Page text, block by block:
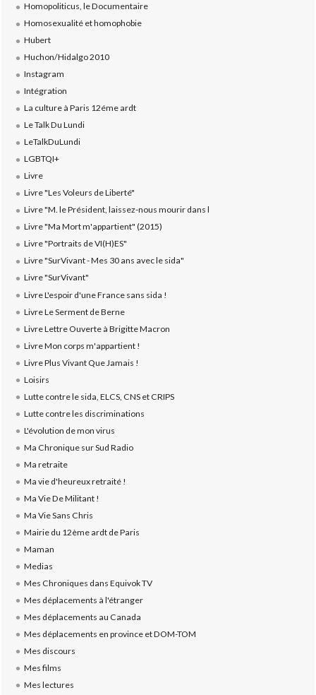
Homopoliticus, le Documentaire
Homosexualité et homophobie
Hubert
Huchon/Hidalgo 2010
Instagram
Intégration
La culture à Paris 12éme ardt
Le Talk Du Lundi
LeTalkDuLundi
LGBTQI+
Livre
Livre "Les Voleurs de Liberté"
Livre "M. le Président, laissez-nous mourir dans l
Livre "Ma Mort m'appartient" (2015)
Livre "Portraits de VI(H)ES"
Livre "SurVivant - Mes 30 ans avec le sida"
Livre "SurVivant"
Livre L'espoir d'une France sans sida !
Livre Le Serment de Berne
Livre Lettre Ouverte à Brigitte Macron
Livre Mon corps m'appartient !
Livre Plus Vivant Que Jamais !
Loisirs
Lutte contre le sida, ELCS, CNS et CRIPS
Lutte contre les discriminations
L'évolution de mon virus
Ma Chronique sur Sud Radio
Ma retraite
Ma vie d'heureux retraité !
Ma Vie De Militant !
Ma Vie Sans Chris
Mairie du 12ème ardt de Paris
Maman
Medias
Mes Chroniques dans Equivok TV
Mes déplacements à l'étranger
Mes déplacements au Canada
Mes déplacements en province et DOM-TOM
Mes discours
Mes films
Mes lectures